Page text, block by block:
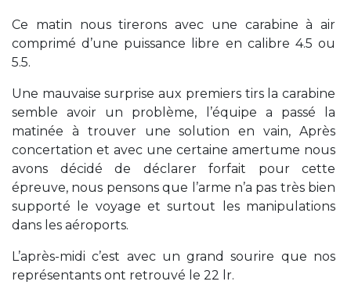
Ce matin nous tirerons avec une carabine à air
comprimé d’une puissance libre en calibre 4.5 ou
5.5.
Une mauvaise surprise aux premiers tirs la carabine
semble avoir un problème, l’équipe a passé la
matinée à trouver une solution en vain, Après
concertation et avec une certaine amertume nous
avons décidé de déclarer forfait pour cette
épreuve, nous pensons que l’arme n’a pas très bien
supporté le voyage et surtout les manipulations
dans les aéroports.
L’après-midi c’est avec un grand sourire que nos
représentants ont retrouvé le 22 lr.